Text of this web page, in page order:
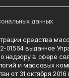
данных
средства
выданное
надзору в сфере
и массовых
от 31 октября 2016